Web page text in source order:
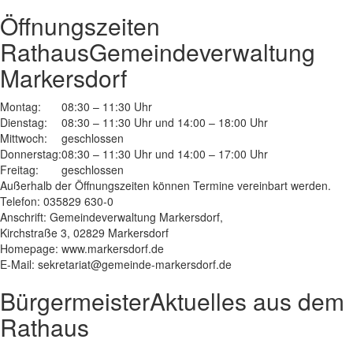
Öffnungszeiten
RathausGemeindeverwaltung
Markersdorf
Montag:
08:30 – 11:30 Uhr
Dienstag:
08:30 – 11:30 Uhr und 14:00 – 18:00 Uhr
Mittwoch:
geschlossen
Donnerstag:08:30 – 11:30 Uhr und 14:00 – 17:00 Uhr
Freitag:
geschlossen
Außerhalb der Öffnungszeiten können Termine vereinbart werden.
Telefon: 035829 630-0
Anschrift: Gemeindeverwaltung Markersdorf,
Kirchstraße 3, 02829 Markersdorf
Homepage: www.markersdorf.de
E-Mail: sekretariat@gemeinde-markersdorf.de
BürgermeisterAktuelles aus dem
Rathaus